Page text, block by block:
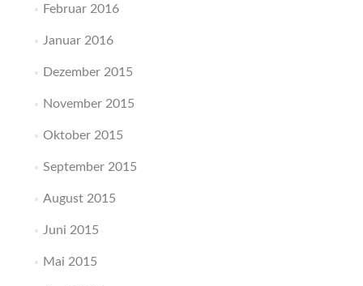
Februar 2016
Januar 2016
Dezember 2015
November 2015
Oktober 2015
September 2015
August 2015
Juni 2015
Mai 2015